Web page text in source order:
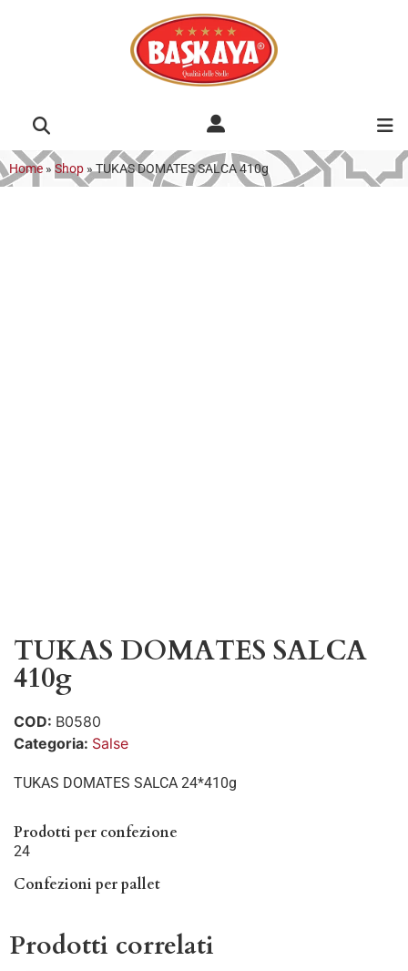
Home » Shop »TUKAS DOMATES SALCA 410g
TUKAS DOMATES SALCA
410g
COD: B0580
Categoria: Salse
TUKAS DOMATES SALCA 24*410g
Prodotti per confezione
24
Confezioni per pallet
Prodotti correlati